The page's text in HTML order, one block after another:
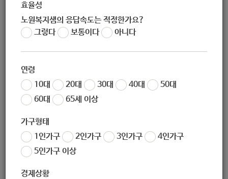
효율성
노원복지샘의 응답속도는 적정한가요?
그렇다
보통이다 아니다
연령
10대
20대 30대 40대
50대
60대
65세 이상
가구형태
1인가구
2인가구 3인가구
4인가구
5인가구 이상
경제상황
노원 복지샘
작성일 2020-12-10 09:22